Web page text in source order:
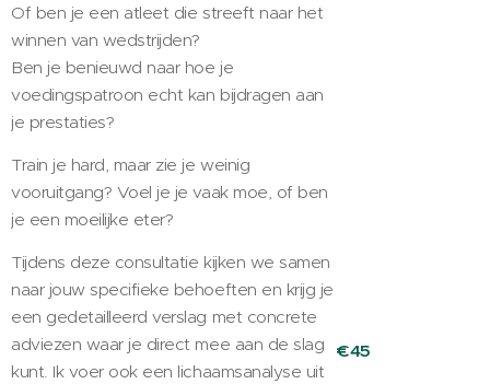
Of ben je een atleet die streeft naar het
winnen van wedstrijden?
Ben je benieuwd naar hoe je
voedingspatroon echt kan bijdragen aan
je prestaties?
Train je hard, maar zie je weinig
vooruitgang? Voel je je vaak moe, of ben
je een moeilijke eter?
Tijdens deze consultatie kijken we samen
naar jouw specifieke behoeften en krijg je
een gedetailleerd verslag met concrete
adviezen waar je direct mee aan de slag
kunt. Ik voer ook een lichaamsanalyse uit
€45